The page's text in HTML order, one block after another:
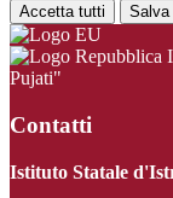
Accetta tutti Salva
Pujati"
Contatti
Istituto Statale